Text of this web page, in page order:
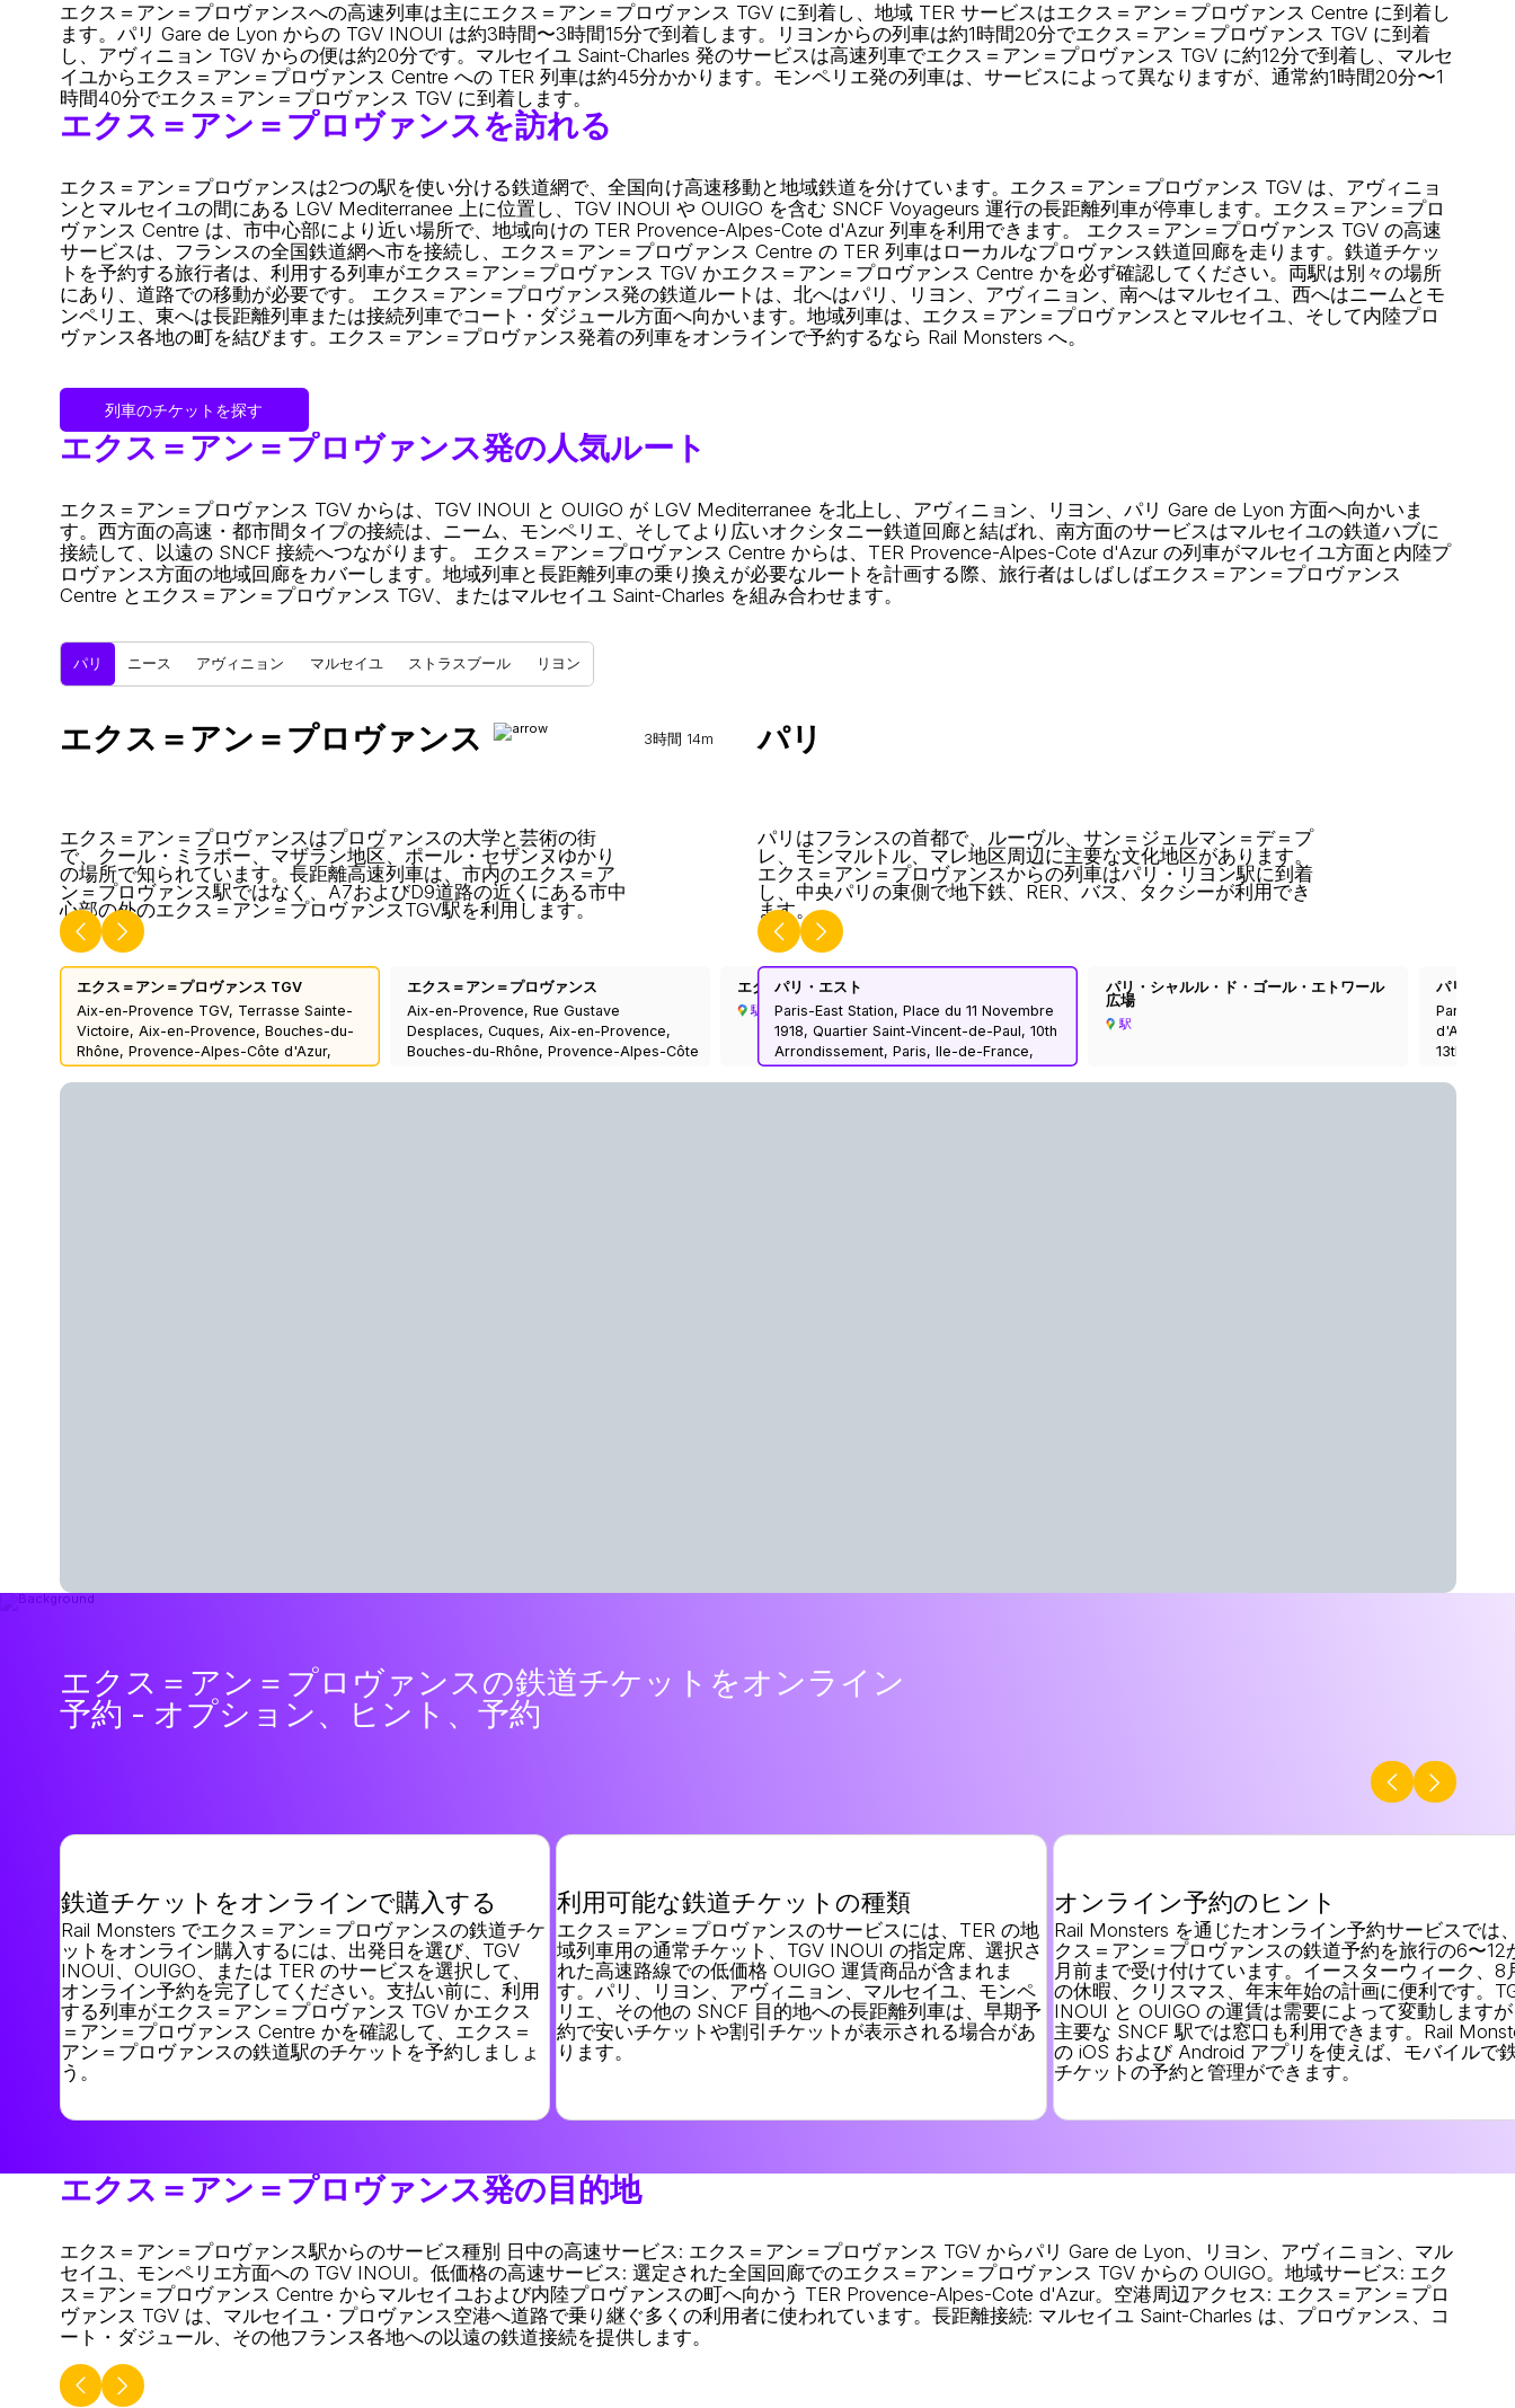
エクス＝アン＝プロヴァンスへの高速列車は主にエクス＝アン＝プロヴァンス TGV に到着し、地域 TER サービスはエクス＝アン＝プロヴァンス Centre に到着し
ます。パリ Gare de Lyon からの TGV INOUI は約3時間〜3時間15分で到着します。リヨンからの列車は約1時間20分でエクス＝アン＝プロヴァンス TGV に到着
し、アヴィニョン TGV からの便は約20分です。マルセイユ Saint-Charles 発のサービスは高速列車でエクス＝アン＝プロヴァンス TGV に約12分で到着し、マルセ
イユからエクス＝アン＝プロヴァンス Centre への TER 列車は約45分かかります。モンペリエ発の列車は、サービスによって異なりますが、通常約1時間20分〜1
時間40分でエクス＝アン＝プロヴァンス TGV に到着します。
エクス＝アン＝プロヴァンスを訪れる
エクス＝アン＝プロヴァンスは2つの駅を使い分ける鉄道網で、全国向け高速移動と地域鉄道を分けています。エクス＝アン＝プロヴァンス TGV は、アヴィニョ
ンとマルセイユの間にある LGV Mediterranee 上に位置し、TGV INOUI や OUIGO を含む SNCF Voyageurs 運行の長距離列車が停車します。エクス＝アン＝プロ
ヴァンス Centre は、市中心部により近い場所で、地域向けの TER Provence-Alpes-Cote d'Azur 列車を利用できます。 エクス＝アン＝プロヴァンス TGV の高速
サービスは、フランスの全国鉄道網へ市を接続し、エクス＝アン＝プロヴァンス Centre の TER 列車はローカルなプロヴァンス鉄道回廊を走ります。鉄道チケッ
トを予約する旅行者は、利用する列車がエクス＝アン＝プロヴァンス TGV かエクス＝アン＝プロヴァンス Centre かを必ず確認してください。両駅は別々の場所
にあり、道路での移動が必要です。 エクス＝アン＝プロヴァンス発の鉄道ルートは、北へはパリ、リヨン、アヴィニョン、南へはマルセイユ、西へはニームとモ
ンペリエ、東へは長距離列車または接続列車でコート・ダジュール方面へ向かいます。地域列車は、エクス＝アン＝プロヴァンスとマルセイユ、そして内陸プロ
ヴァンス各地の町を結びます。エクス＝アン＝プロヴァンス発着の列車をオンラインで予約するなら Rail Monsters へ。
列車のチケットを探す
エクス＝アン＝プロヴァンス発の人気ルート
エクス＝アン＝プロヴァンス TGV からは、TGV INOUI と OUIGO が LGV Mediterranee を北上し、アヴィニョン、リヨン、パリ Gare de Lyon 方面へ向かいま
す。西方面の高速・都市間タイプの接続は、ニーム、モンペリエ、そしてより広いオクシタニー鉄道回廊と結ばれ、南方面のサービスはマルセイユの鉄道ハブに
接続して、以遠の SNCF 接続へつながります。 エクス＝アン＝プロヴァンス Centre からは、TER Provence-Alpes-Cote d'Azur の列車がマルセイユ方面と内陸プ
ロヴァンス方面の地域回廊をカバーします。地域列車と長距離列車の乗り換えが必要なルートを計画する際、旅行者はしばしばエクス＝アン＝プロヴァンス
Centre とエクス＝アン＝プロヴァンス TGV、またはマルセイユ Saint-Charles を組み合わせます。
パリ ニース アヴィニョン マルセイユ ストラスブール リヨン
エクス＝アン＝プロヴァンス
エクス＝アン＝プロヴァンスはプロヴァンスの大学と芸術の街
で、クール・ミラボー、マザラン地区、ポール・セザンヌゆかり
の場所で知られています。長距離高速列車は、市内のエクス＝ア
ン＝プロヴァンス駅ではなく、A7およびD9道路の近くにある市中
心部の外のエクス＝アン＝プロヴァンスTGV駅を利用します。
エクス＝アン＝プロヴァンス TGV
Aix-en-Provence TGV, Terrasse Sainte-
Victoire, Aix-en-Provence, Bouches-du-
Rhône, Provence-Alpes-Côte d'Azur,
Metropolitan France, 13545, France
エクス＝アン＝プロヴァンス
Aix-en-Provence, Rue Gustave
Desplaces, Cuques, Aix-en-Provence,
Bouches-du-Rhône, Provence-Alpes-Côte
エクス・アン・プロヴァンス TGV
駅
3時間 14m パリ
パリはフランスの首都で、ルーヴル、サン＝ジェルマン＝デ＝プ
レ、モンマルトル、マレ地区周辺に主要な文化地区があります。
エクス＝アン＝プロヴァンスからの列車はパリ・リヨン駅に到着
し、中央パリの東側で地下鉄、RER、バス、タクシーが利用でき
ます。
パリ・エスト
Paris-East Station, Place du 11 Novembre
1918, Quartier Saint-Vincent-de-Paul, 10th
Arrondissement, Paris, Ile-de-France,
Metropolitan France, 75010, France
パリ・シャルル・ド・ゴール・エトワール
広場
駅
パリ オー
Paris-
13th
エクス＝アン＝プロヴァンスの鉄道チケットをオンライン
予約 - オプション、ヒント、予約
鉄道チケットをオンラインで購入する
Rail Monsters でエクス＝アン＝プロヴァンスの鉄道チケ
ットをオンライン購入するには、出発日を選び、TGV
INOUI、OUIGO、または TER のサービスを選択して、
オンライン予約を完了してください。支払い前に、利用
する列車がエクス＝アン＝プロヴァンス TGV かエクス
＝アン＝プロヴァンス Centre かを確認して、エクス＝
アン＝プロヴァンスの鉄道駅のチケットを予約しましょ
う。
利用可能な鉄道チケットの種類
エクス＝アン＝プロヴァンスのサービスには、TER の地
域列車用の通常チケット、TGV INOUI の指定席、選択さ
れた高速路線での低価格 OUIGO 運賃商品が含まれま
す。パリ、リヨン、アヴィニョン、マルセイユ、モンペ
リエ、その他の SNCF 目的地への長距離列車は、早期予
約で安いチケットや割引チケットが表示される場合があ
ります。
オンライン予約のヒント
Rail Monsters を通じたオンライン予約サービスでは
クス＝アン＝プロヴァンスの鉄道予約を旅行の6〜12
月前まで受け付けています。イースターウィーク、8
の休暇、クリスマス、年末年始の計画に便利です。
INOUI と OUIGO の運賃は需要によって変動します
主要な SNCF 駅では窓口も利用できます。Rail
の iOS および Android アプリを使えば、モバイルで
チケットの予約と管理ができます。
エクス＝アン＝プロヴァンス発の目的地
エクス＝アン＝プロヴァンス駅からのサービス種別 日中の高速サービス : エクス＝アン＝プロヴァンス TGV からパリ Gare de Lyon、リヨン、アヴィニョン、マル
セイユ、モンペリエ方面への TGV INOUI。 低価格の高速サービス : 選定された全国回廊でのエクス＝アン＝プロヴァンス TGV からの OUIGO。 地域サービス : エク
ス＝アン＝プロヴァンス Centre からマルセイユおよび内陸プロヴァンスの町へ向かう TER Provence-Alpes-Cote d'Azur。 空港周辺アクセス : エクス＝アン＝プロ
ヴァンス TGV は、マルセイユ・プロヴァンス空港へ道路で乗り継ぐ多くの利用者に使われています。 長距離接続: マルセイユ Saint-Charles は、プロヴァンス、コ
ート・ダジュール、その他フランス各地への以遠の鉄道接続を提供します。